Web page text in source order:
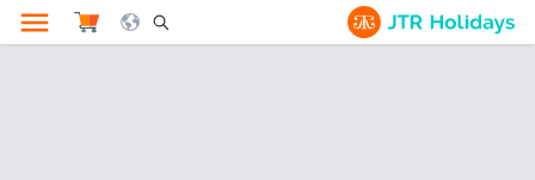
Search Opener Icon